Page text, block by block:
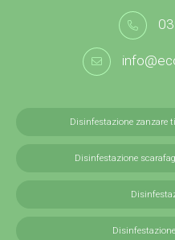
Disinfestazione zanzare
Disinfestazione